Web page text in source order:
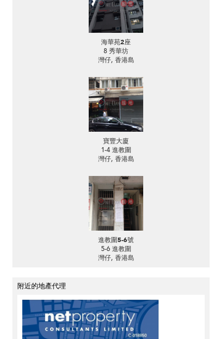
海華苑2座
8 秀華坊
灣仔, 香港島
寶豐大廈
1-4 進教圍
灣仔, 香港島
進教圍5-6號
5-6 進教圍
灣仔, 香港島
附近的地產代理